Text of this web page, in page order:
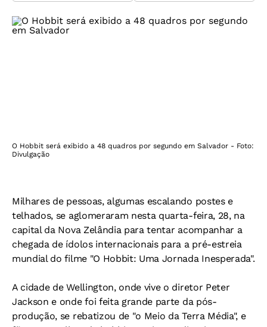
O Hobbit será exibido a 48 quadros por segundo em Salvador - Foto:
Divulgação
Milhares de pessoas, algumas escalando postes e
telhados, se aglomeraram nesta quarta-feira, 28, na
capital da Nova Zelândia para tentar acompanhar a
chegada de ídolos internacionais para a pré-estreia
mundial do filme "O Hobbit: Uma Jornada Inesperada".
A cidade de Wellington, onde vive o diretor Peter
Jackson e onde foi feita grande parte da pós-
produção, se rebatizou de "o Meio da Terra Média", e